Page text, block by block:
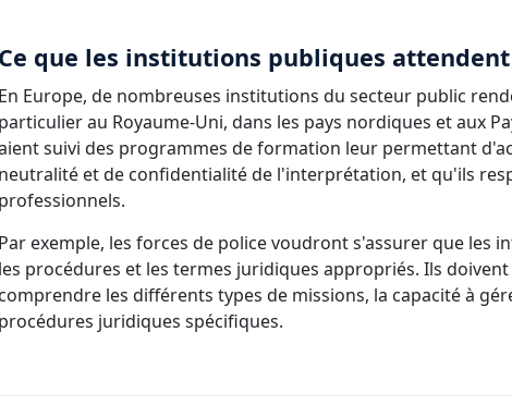
Ce que les institutions publiques
En Europe, de nombreuses institutions du secteur public
particulier au Royaume-Uni, dans les pays nordiques et aux
suivi des programmes de formation leur permettant
neutralité et de confidentialité de l'interprétation, et qu'ils
professionnels.
Par exemple, les forces de police voudront s'assurer que les
les procédures et les termes juridiques appropriés. Ils
comprendre les différents types de missions, la capacité à
procédures juridiques spécifiques.